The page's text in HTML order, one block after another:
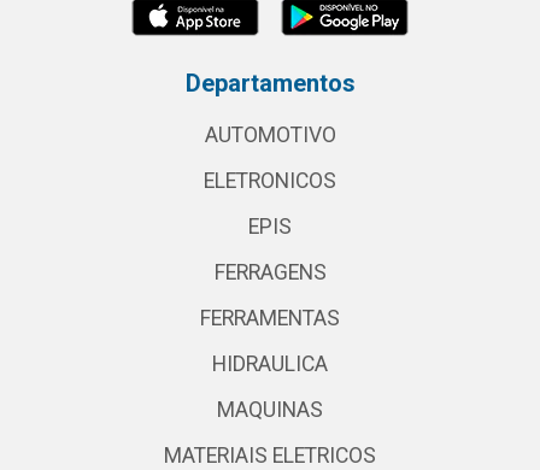
Departamentos
AUTOMOTIVO
ELETRONICOS
EPIS
FERRAGENS
FERRAMENTAS
HIDRAULICA
MAQUINAS
MATERIAIS ELETRICOS